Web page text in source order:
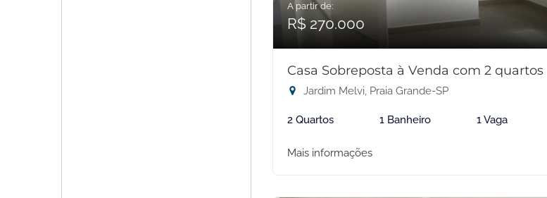
A partir de:
R$ 270.000
Casa Sobreposta à Venda com 2 quartos
Jardim Melvi, Praia Grande-SP
2 Quartos 1 Banheiro 1 Vaga
Mais informações